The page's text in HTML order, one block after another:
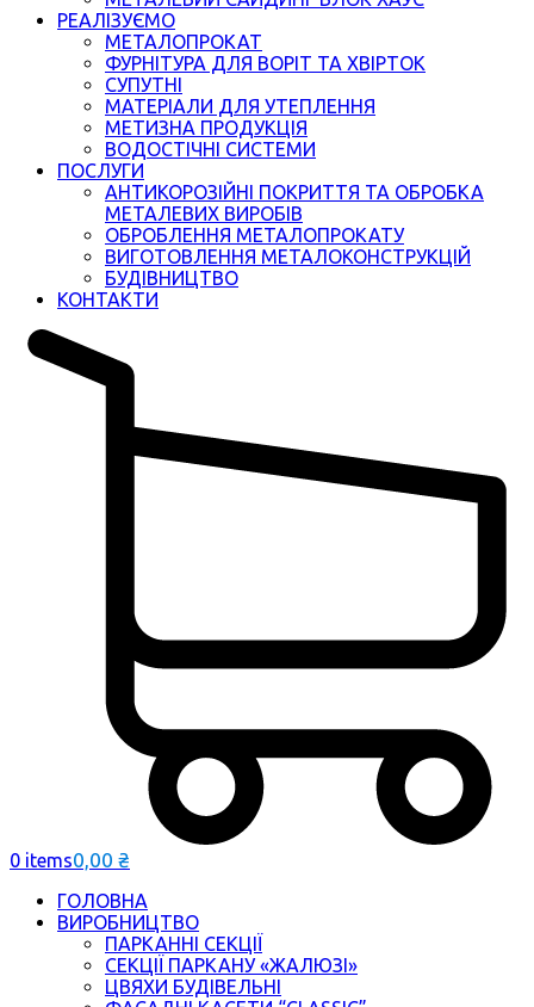
РЕАЛІЗУЄМО
МЕТАЛОПРОКАТ
ФУРНІТУРА ДЛЯ ВОРІТ ТА ХВІРТОК
СУПУТНІ
МАТЕРІАЛИ ДЛЯ УТЕПЛЕННЯ
МЕТИЗНА ПРОДУКЦІЯ
ВОДОСТІЧНІ СИСТЕМИ
ПОСЛУГИ
АНТИКОРОЗІЙНІ ПОКРИТТЯ ТА ОБРОБКА
МЕТАЛЕВИХ ВИРОБІВ
ОБРОБЛЕННЯ МЕТАЛОПРОКАТУ
ВИГОТОВЛЕННЯ МЕТАЛОКОНСТРУКЦІЙ
БУДІВНИЦТВО
КОНТАКТИ
0 items0,00 ₴
ГОЛОВНА
ВИРОБНИЦТВО
ПАРКАННІ СЕКЦІЇ
СЕКЦІЇ ПАРКАНУ «ЖАЛЮЗІ»
ЦВЯХИ БУДІВЕЛЬНІ